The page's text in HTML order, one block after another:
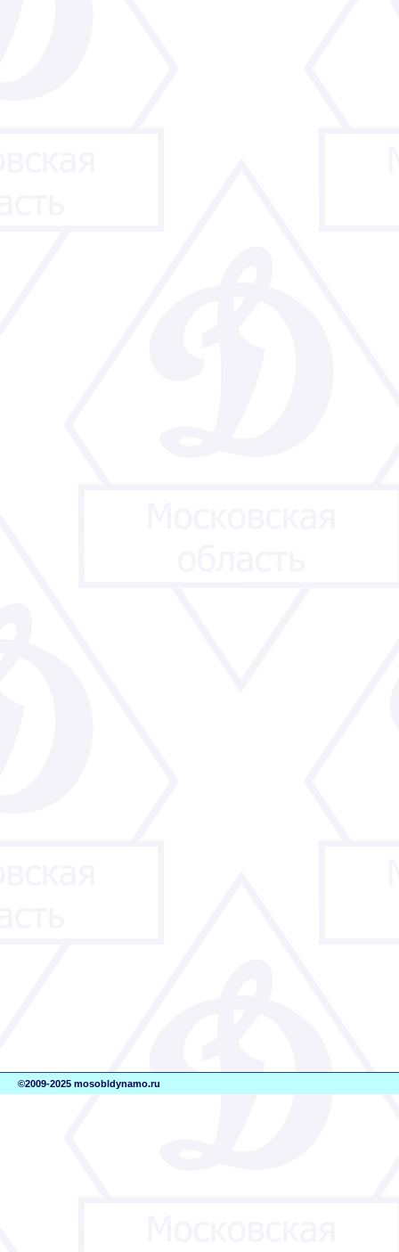
©2009-2025 mosobldynamo.ru